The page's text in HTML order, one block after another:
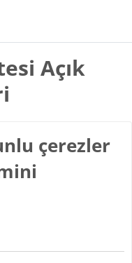
Açık
çerezler